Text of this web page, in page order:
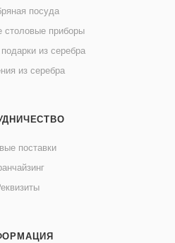
посуда
столовые приборы
из серебра
из серебра
поставки